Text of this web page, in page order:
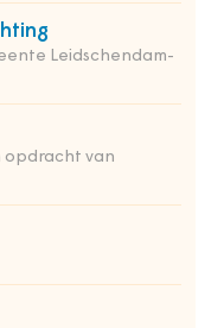
Leidschendam-
opdracht van